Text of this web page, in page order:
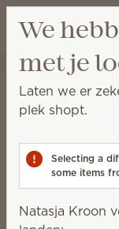
Heart of
We
met je
Laten we er
plek shopt.
Selecting a
some items
Natasja Kroon